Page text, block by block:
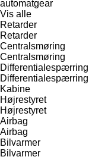
automatgear
Vis alle
Retarder
Retarder
Centralsmøring
Centralsmøring
Differentialespærring
Differentialespærring
Kabine
Højrestyret
Højrestyret
Airbag
Airbag
Bilvarmer
Bilvarmer